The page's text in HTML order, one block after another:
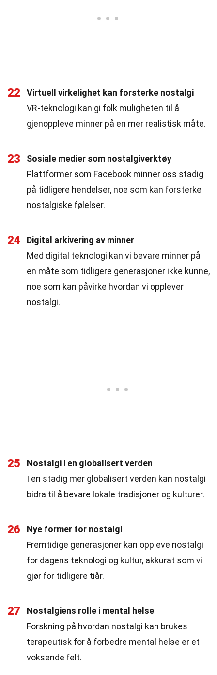
22
Virtuell virkelighet kan forsterke nostalgi
VR-teknologi kan gi folk muligheten til å
gjenoppleve minner på en mer realistisk måte.
23
Sosiale medier som nostalgiverktøy
Plattformer som Facebook minner oss stadig
på tidligere hendelser, noe som kan forsterke
nostalgiske følelser.
24
Digital arkivering av minner
Med digital teknologi kan vi bevare minner på
en måte som tidligere generasjoner ikke kunne,
noe som kan påvirke hvordan vi opplever
nostalgi.
25
Nostalgi i en globalisert verden
I en stadig mer globalisert verden kan nostalgi
bidra til å bevare lokale tradisjoner og kulturer.
26
Nye former for nostalgi
Fremtidige generasjoner kan oppleve nostalgi
for dagens teknologi og kultur, akkurat som vi
gjør for tidligere tiår.
27
Nostalgiens rolle i mental helse
Forskning på hvordan nostalgi kan brukes
terapeutisk for å forbedre mental helse er et
voksende felt.